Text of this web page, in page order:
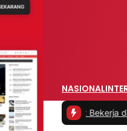
NASIONAL
saat Bekerja dari Rumah|